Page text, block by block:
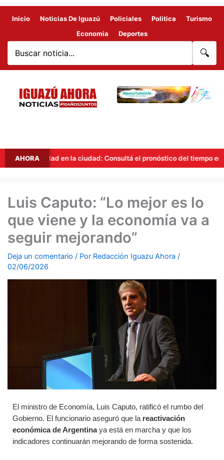
Inicio Noticias De Iguazú Policiales Politica
Turismo
Economia
Deportes
🔍
AHORA
en la ciudad: Consultá el pronóstico del tiempo en Iguazú para
Luis Caputo: “Lo mejor es lo
que viene y la economía va a
seguir mejorando”
Deja un comentario / Por Redacción Iguazu Ahora /
02/06/2026
El ministro de Economía, Luis Caputo, ratificó el rumbo del
Gobierno. El funcionario aseguró que la reactivación
económica de Argentinaya está en marcha y que los
indicadores continuarán mejorando de forma sostenida.